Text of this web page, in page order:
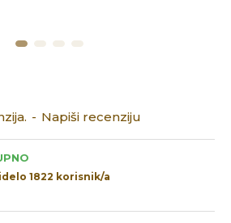
- Napiši recenziju
1822 korisnik/a